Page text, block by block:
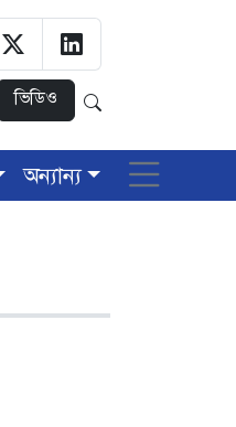
ভিডিও
অন্যান্য